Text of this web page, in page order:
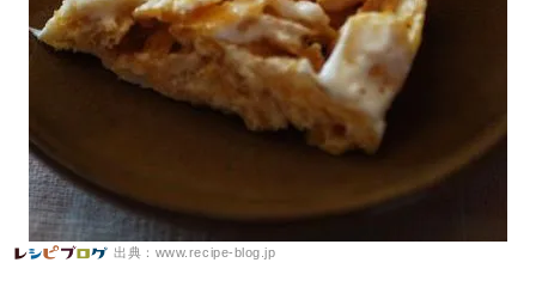
出典：www.recipe-blog.jp